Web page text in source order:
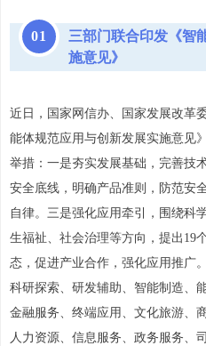
01
三部门联合印发《智
施意见》
近日，国家网信办、国家发展改革
能体规范应用与创新发展实施意见
举措：一是夯实发展基础，完善技
安全底线，明确产品准则，防范安
自律。三是强化应用牵引，围绕科
生福祉、社会治理等方向，提出19
态，促进产业合作，强化应用推广
科研探索、研发辅助、智能制造、
金融服务、终端应用、文化旅游、
人力资源、信息服务、政务服务、